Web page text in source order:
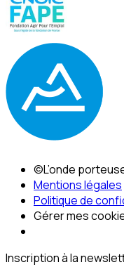
©L’onde
Mentions légales
Politique de
Gérer mes
Inscription à la